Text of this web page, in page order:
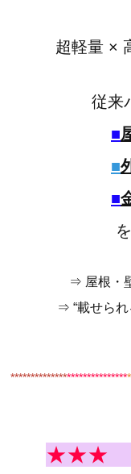
超軽量 ×
従来
■
■
■
⇒ 屋根・
⇒ “載せられ
*****************************
★★★